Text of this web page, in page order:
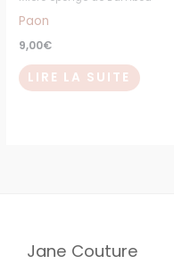
Paon
9,00€
LIRE LA SUITE
Jane Couture